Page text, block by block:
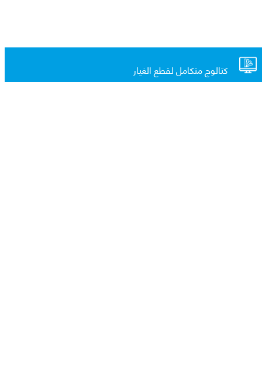
كتالوج متكامل لقطع الغيار